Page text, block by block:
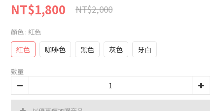
NT$1,800 NT$2,000
顏色 : 紅色
紅色 咖啡色 黑色 灰色 牙白
數量